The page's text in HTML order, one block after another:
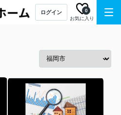
ログイン
お気に入り
0